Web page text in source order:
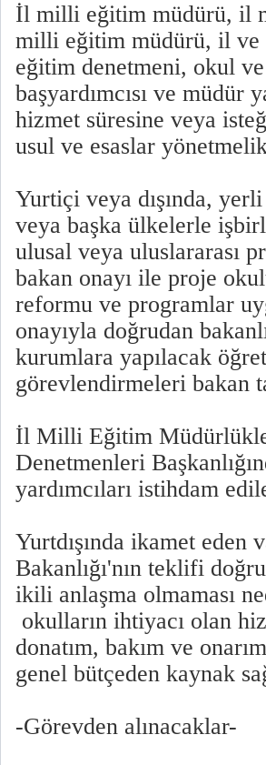
İl milli eğitim müdürü, il
milli eğitim müdürü, il
eğitim denetmeni, okul
başyardımcısı ve müdür
hizmet süresine veya
usul ve esaslar
Yurtiçi veya dışında,
veya başka ülkelerle
ulusal veya uluslararası
bakan onayı ile proje
reformu ve programlar
onayıyla doğrudan
kurumlara yapılacak
görevlendirmeleri bakan
İl Milli Eğitim
Denetmenleri
yardımcıları istihdam
Yurtdışında ikamet eden
Bakanlığı'nın teklifi
ikili anlaşma olmaması
okulların ihtiyacı olan
donatım, bakım ve
genel bütçeden kaynak
-Görevden alınacaklar-